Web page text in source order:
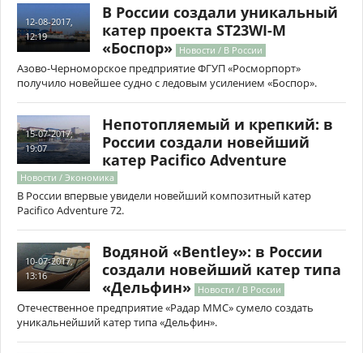
12-08-2017,
12:19
В России создали уникальный
катер проекта ST23WI-M
«Боспор» Новости / В России
Азово-Черноморское предприятие ФГУП «Росморпорт»
получило новейшее судно с ледовым усилением «Боспор».
15-07-2017,
19:07
Непотопляемый и крепкий: в
России создали новейший
катер Pacifico Adventure
Новости / Экономика
В России впервые увидели новейший композитный катер
Pacifico Adventure 72.
10-07-2017,
13:16
Водяной «Bentley»: в России
создали новейший катер типа
«Дельфин» Новости / В России
Отечественное предприятие «Радар ММС» сумело создать
уникальнейший катер типа «Дельфин».